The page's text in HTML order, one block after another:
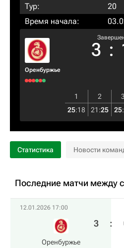
Тур:
20
Время начала:
Оренбуржье
3 :
1 2 3
25:18 21 :25 25:
Статистика Новости
Последние матчи между
12.01.2026 17:00
Оренбуржье
3 :